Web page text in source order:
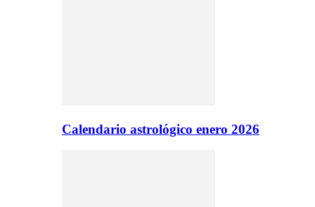
Calendario astrológico enero 2026